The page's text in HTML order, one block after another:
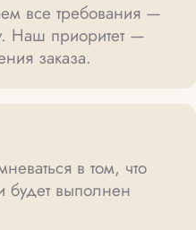
все требования —
Наш приоритет —
заказа.
в том, что
будет выполнен